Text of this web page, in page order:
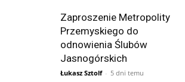
Zaproszenie Metropolity
Przemyskiego do
odnowienia Ślubów
Jasnogórskich
Łukasz Sztolf - 5 dni temu